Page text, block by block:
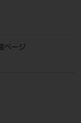
ページ